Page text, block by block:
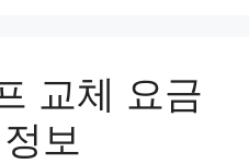
교체 요금
보